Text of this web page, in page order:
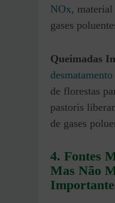
NOx,
gases
Queimadas
desmatamento
de florestas
pastoris
de gases
4. Fontes
Mas Não